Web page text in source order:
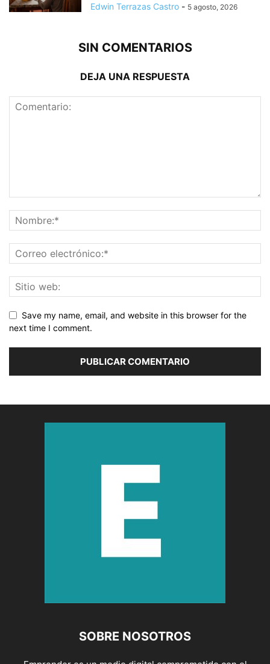
Edwin Terrazas Castro - 5 agosto, 2026
SIN COMENTARIOS
DEJA UNA RESPUESTA
Save my name, email, and website in this browser for the
next time I comment.
SOBRE NOSOTROS